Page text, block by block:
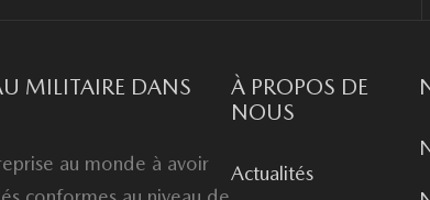
MILITAIRE DANS
au monde à avoir
À PROPOS DE
NOUS
Actualités